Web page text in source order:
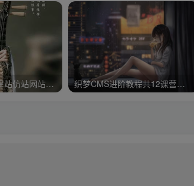
零基础快速学习建站仿站网站建设课程最新版优课急送价值399元 织梦CMS进阶教程共12课营销中国最新出品（附文档+工具）